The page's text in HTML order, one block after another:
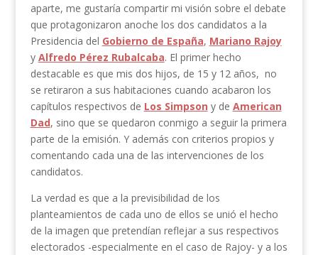
aparte, me gustaría compartir mi visión sobre el debate
que protagonizaron anoche los dos candidatos a la
Presidencia del Gobierno de España, Mariano Rajoy
y Alfredo Pérez Rubalcaba. El primer hecho
destacable es que mis dos hijos, de 15 y 12 años, no
se retiraron a sus habitaciones cuando acabaron los
capítulos respectivos de Los Simpson y de American
Dad, sino que se quedaron conmigo a seguir la primera
parte de la emisión. Y además con criterios propios y
comentando cada una de las intervenciones de los
candidatos.
La verdad es que a la previsibilidad de los
planteamientos de cada uno de ellos se unió el hecho
de la imagen que pretendían reflejar a sus respectivos
electorados -especialmente en el caso de Rajoy- y a los